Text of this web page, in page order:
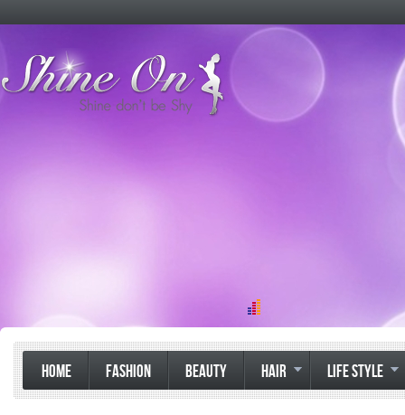
HOME FASHION BEAUTY HAIR LIFE STYLE